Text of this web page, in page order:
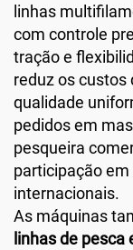
linhas
com controle
tração e
reduz os
qualidade
pedidos em
pesqueira
participação
internacionais.
As máquinas
linhas de